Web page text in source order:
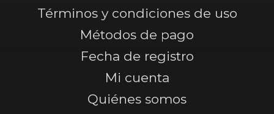
Términos y condiciones de uso
Métodos de pago
Fecha de registro
Mi cuenta
Quiénes somos